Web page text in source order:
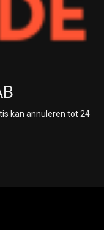
kan annuleren tot 24